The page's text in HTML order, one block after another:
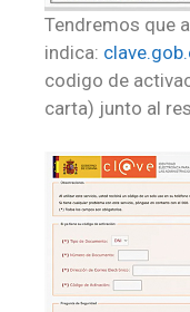
Tendremos que
indica:
codigo de
carta) junto al